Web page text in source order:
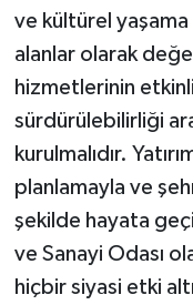
ve kültürel yaşama
alanlar olarak
hizmetlerinin
sürdürülebilirliği
kurulmalıdır.
planlamayla ve
şekilde hayata
ve Sanayi Odası
hiçbir siyasi etki